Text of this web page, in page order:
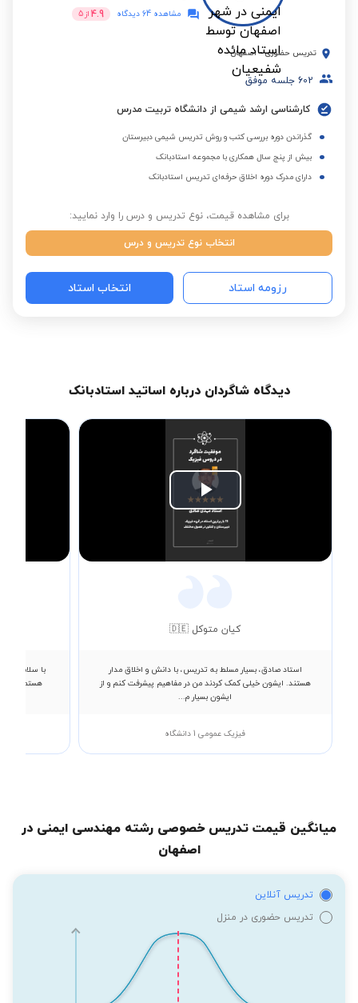
مشاهده 64 دیدگاه
4.9 از 5
تدریس حضوری - اصفهان
602 جلسه موفق
کارشناسی ارشد شیمی از دانشگاه تربیت مدرس
گذراندن دوره بررسی کتب و روش تدریس شیمی دبیرستان
بیش از پنج سال همکاری با مجموعه استادبانک
دارای مدرک دوره اخلاق حرفه‌ای تدریس استادبانک
برای مشاهده قیمت، نوع تدریس و درس را وارد نمایید:
انتخاب نوع تدریس و درس
رزومه استاد انتخاب استاد
دیدگاه شاگردان درباره اساتید استادبانک
Play
Video
کیان متوکل 🇩🇪
استاد صادق، بسیار مسلط به تدریس، با دانش و اخلاق مدار
هستند. ایشون خیلی کمک کردند من در مفاهیم پیشرفت کنم و از
ایشون بسیار م...
فیزیک عمومی 1 دانشگاه
با سلام
میانگین قیمت تدریس خصوصی رشته مهندسی ایمنی در
اصفهان
تدریس آنلاین
تدریس حضوری در منزل